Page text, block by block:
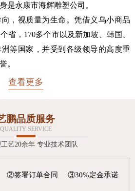
是永康市海辉雕塑公司。
视质量为生命。凭借义乌小商品
省，170多个市以及新加坡、韩国、
等国家，并受到各级领导的高度重
。
查看更多
鹏品质服务
QUALITY SERVICE
艺20余年 专业技术团队
②签署订单合同 ③30%定金承诺